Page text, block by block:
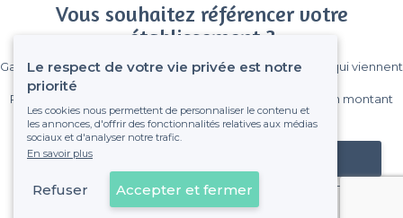
Vous souhaitez référencer votre
établissement ?
Gagnez de nombreux clients parmi le million de visiteurs qui viennent
Pas de commissions et sans engagement, vous payez un montant
fixe sans risque de voir déraper la facture.
Référencer mon établissement
Déjà client
Le respect de votre vie privée est notre
priorité
Les cookies nous permettent de personnaliser le contenu et
les annonces, d'offrir des fonctionnalités relatives aux médias
sociaux et d'analyser notre trafic.
En savoir plus
Refuser Accepter et fermer